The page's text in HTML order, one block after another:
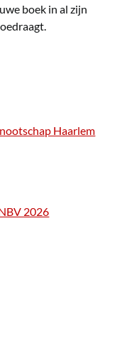
boek in al zijn
Haarlem
2026